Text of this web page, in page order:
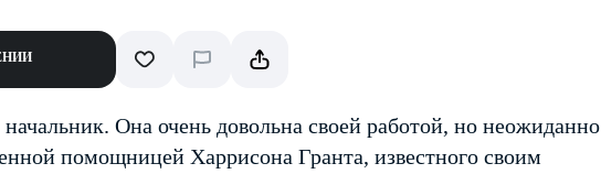
Она очень довольна своей работой, но неожиданно
помощницей Харрисона Гранта, известного своим